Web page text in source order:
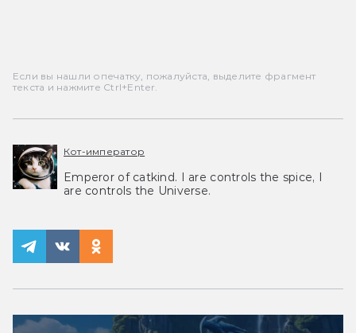
Если вы нашли опечатку, пожалуйста, выделите фрагмент
текста и нажмите Ctrl+Enter.
Кот-император
Emperor of catkind. I are controls the spice, I
are controls the Universe.